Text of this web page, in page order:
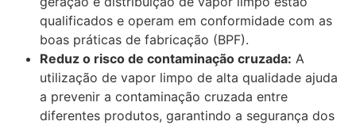
qualificados e operam em conformidade com as
boas práticas de fabricação (BPF).
Reduz o risco de contaminação cruzada: A
utilização de vapor limpo de alta qualidade ajuda
a prevenir a contaminação cruzada entre
diferentes produtos, garantindo a segurança dos